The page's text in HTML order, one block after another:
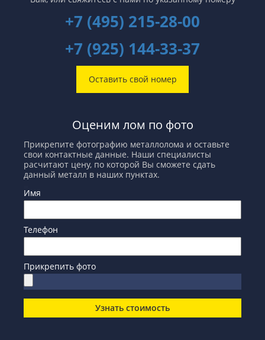
+7 (495) 215-28-00
+7 (925) 144-33-37
Оставить свой номер
Оценим лом по фото
Прикрепите фотографию металлолома и оставьте
свои контактные данные. Наши специалисты
расчитают цену, по которой Вы сможете сдать
данный металл в наших пунктах.
Имя
Телефон
Прикрепить фото
Узнать стоимость